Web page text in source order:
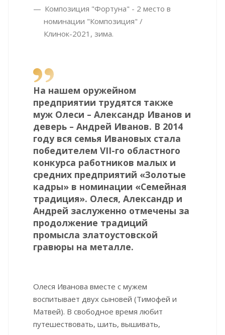
Композиция "Фортуна" - 2 место в
номинации "Композиция" /
Клинок-2021, зима.
На нашем оружейном
предприятии трудятся также
муж Олеси – Александр Иванов и
деверь – Андрей Иванов. В 2014
году вся семья Ивановых стала
победителем VII-го областного
конкурса работников малых и
средних предприятий «Золотые
кадры» в номинации «Семейная
традиция». Олеся, Александр и
Андрей заслуженно отмечены за
продолжение традиций
промысла златоустовской
гравюры на металле.
Олеся Иванова вместе с мужем
воспитывает двух сыновей (Тимофей и
Матвей). В свободное время любит
путешествовать, шить, вышивать,